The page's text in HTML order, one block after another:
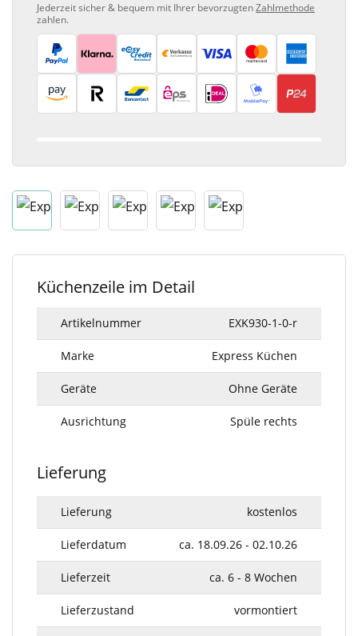
Jederzeit sicher & bequem mit Ihrer bevorzugtenZahlmethode
zahlen.
Küchenzeile im Detail
Artikelnummer EXK930-1-0-r
Marke Express Küchen
Geräte Ohne Geräte
Ausrichtung Spüle rechts
Lieferung
Lieferung kostenlos
Lieferdatum ca. 18.09.26 - 02.10.26
Lieferzeit ca. 6 - 8 Wochen
Lieferzustand vormontiert